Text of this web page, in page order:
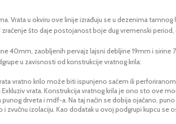
Vrata u okviru ove linije izrađuju se u dezenima
što daje postojanost boje dug vremenski
40mm, zaobljenih pervajz lajsni debljine 19mm i
u zavisnosti od konstrukcije vratnog krila:
vratno krilo može biti ispunjeno saćem ili
Exkluziv vrata. Konstrukcija vratnog krila je ono sto ove
drveta i mdf-a. Na taj način se dobija ojačano,
izolaciju. Kao dodatak u ovoj podgrupi kupcu se